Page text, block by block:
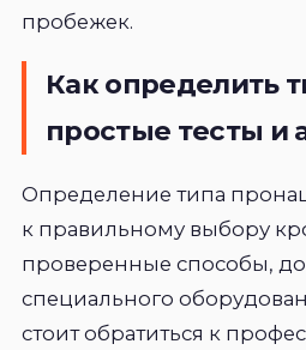
пробежек.
Как определить
простые тесты и
Определение типа
к правильному выбору
проверенные способы,
специального
стоит обратиться к